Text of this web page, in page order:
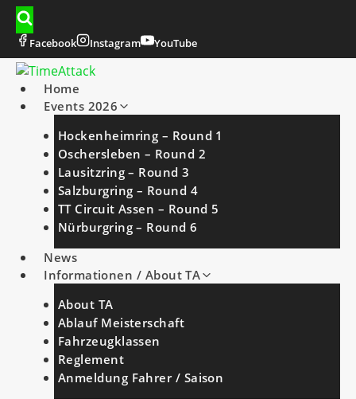
Zum
Inhalt
springenFacebook Instagram YouTube
Home
Events 2026
Hockenheimring – Round 1
Oschersleben – Round 2
Lausitzring – Round 3
Salzburgring – Round 4
TT Circuit Assen – Round 5
Nürburgring – Round 6
News
Informationen / About TA
About TA
Ablauf Meisterschaft
Fahrzeugklassen
Reglement
Anmeldung Fahrer / Saison